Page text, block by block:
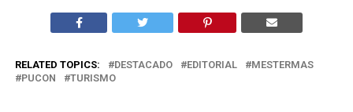
RELATED TOPICS: DESTACADO EDITORIAL
MESTERMAS
PUCON
TURISMO